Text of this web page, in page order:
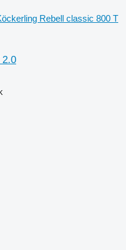
Rebell classic 800 T
2.0